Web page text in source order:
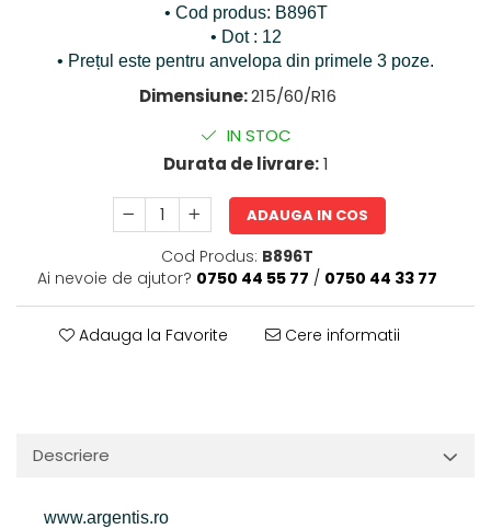
• Cod produs: B896T
• Dot : 12
• Prețul este pentru anvelopa din primele 3 poze.
Dimensiune:215/60/R16
IN STOC
Durata de livrare:1
ADAUGA IN COS
Cod Produs: B896T
Ai nevoie de ajutor? 0750 44 55 77 / 0750 44 33 77
Adauga la Favorite Cere informatii
Descriere
www.argentis.ro